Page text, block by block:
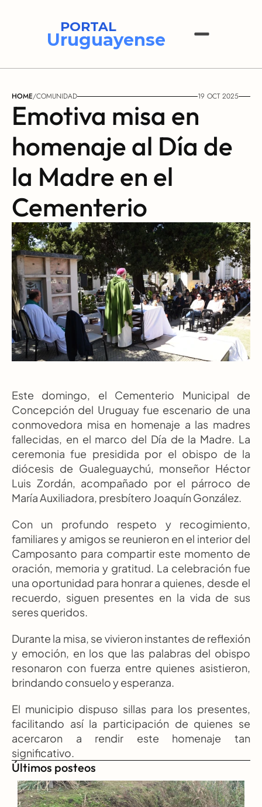
PORTAL
Uruguayense
HOME/COMUNIDAD 19 OCT 2025
Emotiva misa en
homenaje al Día de
la Madre en el
Cementerio
Este domingo, el Cementerio Municipal de
Concepción del Uruguay fue escenario de una
conmovedora misa en homenaje a las madres
fallecidas, en el marco del Día de la Madre. La
ceremonia fue presidida por el obispo de la
diócesis de Gualeguaychú, monseñor Héctor
Luis Zordán, acompañado por el párroco de
María Auxiliadora, presbítero Joaquín González.
Con un profundo respeto y recogimiento,
familiares y amigos se reunieron en el interior del
Camposanto para compartir este momento de
oración, memoria y gratitud. La celebración fue
una oportunidad para honrar a quienes, desde el
recuerdo, siguen presentes en la vida de sus
seres queridos.
Durante la misa, se vivieron instantes de reflexión
y emoción, en los que las palabras del obispo
resonaron con fuerza entre quienes asistieron,
brindando consuelo y esperanza.
El municipio dispuso sillas para los presentes,
facilitando así la participación de quienes se
acercaron a rendir este homenaje tan
significativo.
Últimos posteos